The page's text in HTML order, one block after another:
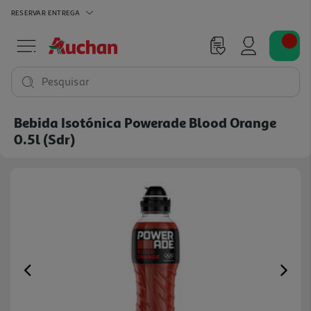
RESERVAR ENTREGA
Pesquisar
Bebida Isotónica Powerade Blood Orange
0.5l (sdr)
Previous